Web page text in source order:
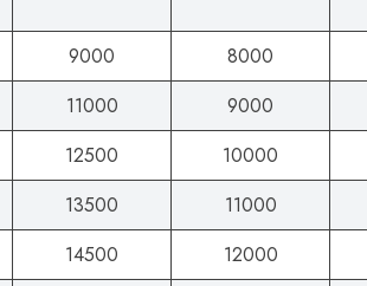
9000 8000
11000 9000
12500 10000
13500 11000
14500 12000